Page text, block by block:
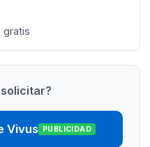
gratis
Vivus PUBLICIDAD